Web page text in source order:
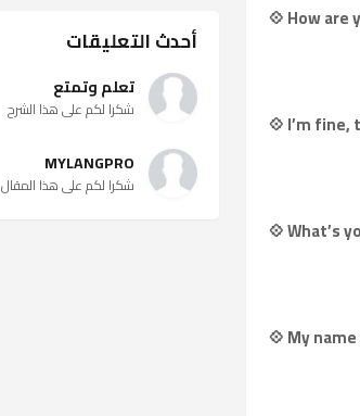
💠 How are
💠 I’m fine,
💠 What’s
💠 My
أحدث التعليقات
تعلم وتمتع
شكرا لكم على هذا الشرح
MYLANGPRO
شكرا لكم على هذا المقال